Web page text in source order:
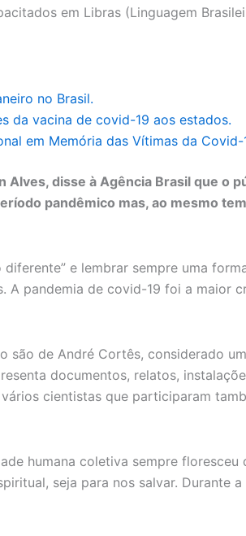
em Libras (Linguagem
no Brasil.
da vacina de covid-19 aos estados.
em Memória das Vítimas da Covid-
disse à Agência Brasil que o
pandêmico mas, ao mesmo
diferente” e lembrar sempre uma
A pandemia de covid-19 foi a maior
são de André Cortês, considerado
documentos, relatos,
cientistas que participaram
humana coletiva sempre floresceu
seja para nos salvar. Durante a